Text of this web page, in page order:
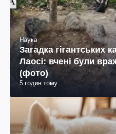
Наука
Загадка гігантських
Лаосі: вчені були
(фото)
5 годин тому